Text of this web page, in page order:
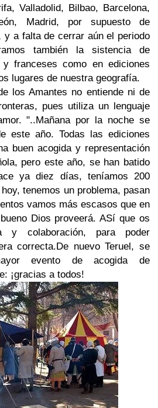
Valladolid, Bilbao, Barcelona,
Madrid, por supuesto de
y a falta de cerrar aún el periodo
también la sistencia de
y franceses como en ediciones
lugares de nuestra geografía.
los Amantes no entiende ni de
pues utiliza un lenguaje
"..Mañana por la noche se
este año. Todas las ediciones
buen acogida y representación
pero este año, se han batido
ya diez días, teníamos 200
tenemos un problema, pasan
vamos más escasos que en
Dios proveerá. ASí que os
y colaboración, para poder
correcta.De nuevo Teruel, se
evento de acogida de
¡gracias a todos!